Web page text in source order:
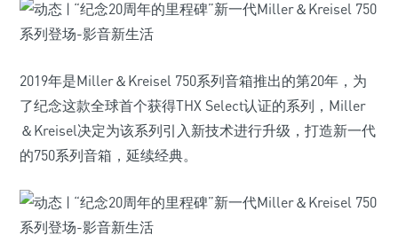
2019年是Miller＆Kreisel 750系列音箱推出的第20年，为
了纪念这款全球首个获得THX Select认证的系列，Miller
＆Kreisel决定为该系列引入新技术进行升级，打造新一代
的750系列音箱，延续经典。